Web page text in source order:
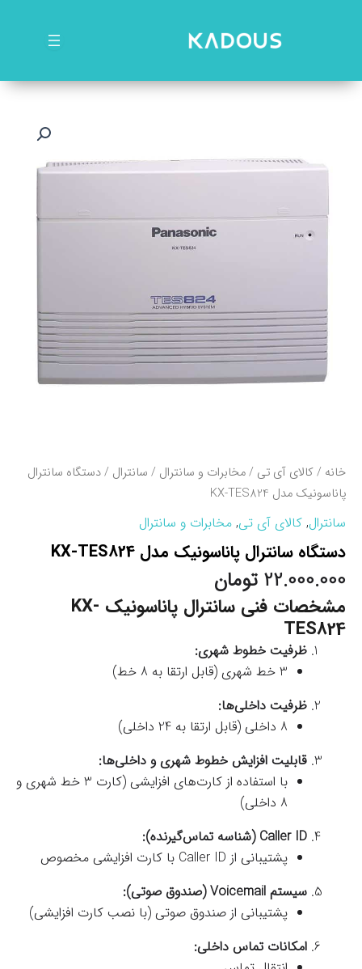
خانه /کالای آی تی /مخابرات و سانترال / سانترال / دستگاه سانترال
پاناسونیک مدل KX-TES824
سانترال, کالای آی تی, مخابرات و سانترال
دستگاه سانترال پاناسونیک مدل KX-TES824
22.000.000 تومان
مشخصات فنی سانترال پاناسونیک KX-
TES824
ظرفیت خطوط شهری:
3 خط شهری (قابل ارتقا به 8 خط)
ظرفیت داخلی‌ها:
8 داخلی (قابل ارتقا به 24 داخلی)
قابلیت افزایش خطوط شهری و داخلی‌ها:
با استفاده از کارت‌های افزایشی (کارت 3 خط شهری و
8 داخلی)
Caller ID (شناسه تماس‌گیرنده):
پشتیبانی از Caller ID با کارت افزایشی مخصوص
سیستم Voicemail (صندوق صوتی):
پشتیبانی از صندوق صوتی (با نصب کارت افزایشی)
امکانات تماس داخلی: